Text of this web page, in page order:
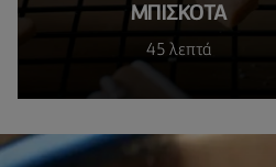
ΜΠΙΣΚΟΤΑ
45 λεπτά